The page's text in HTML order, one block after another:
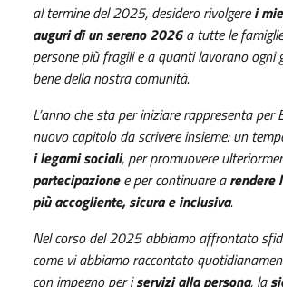
al termine del 2025, desidero rivolgerei
auguri di un sereno 2026a tutte le
persone più fragili e a quanti lavorano ogni
bene della nostra comunità.
L’anno che sta per iniziare rappresenta per
nuovo capitolo da scrivere insieme: un
i legami sociali, per promuovere
partecipazionee per continuare arendere
più accogliente, sicura e inclusiva.
Nel corso del 2025 abbiamo affrontato
come vi abbiamo raccontato
con impegno per iservizi alla persona, la